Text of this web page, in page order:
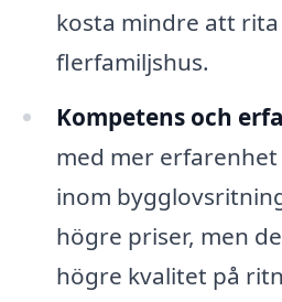
kosta mindre att
flerfamiljshus.
Kompetens och
med mer
inom
högre priser, men
högre kvalitet på